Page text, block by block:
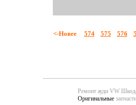
<-Новее 574 575 576
Ремонт ауди VW
Оригинальные